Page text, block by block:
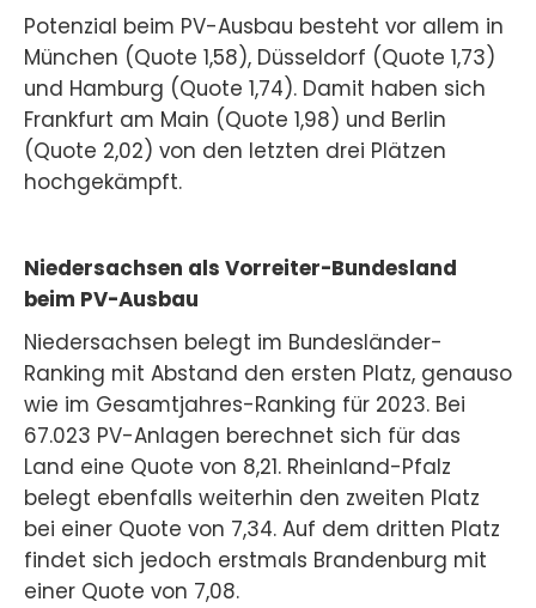
Potenzial beim PV-Ausbau besteht vor allem in
München (Quote 1,58), Düsseldorf (Quote 1,73)
und Hamburg (Quote 1,74). Damit haben sich
Frankfurt am Main (Quote 1,98) und Berlin
(Quote 2,02) von den letzten drei Plätzen
hochgekämpft.
Niedersachsen als Vorreiter-Bundesland
beim PV-Ausbau
Niedersachsen belegt im Bundesländer-
Ranking mit Abstand den ersten Platz, genauso
wie im Gesamtjahres-Ranking für 2023. Bei
67.023 PV-Anlagen berechnet sich für das
Land eine Quote von 8,21. Rheinland-Pfalz
belegt ebenfalls weiterhin den zweiten Platz
bei einer Quote von 7,34. Auf dem dritten Platz
findet sich jedoch erstmals Brandenburg mit
einer Quote von 7,08.